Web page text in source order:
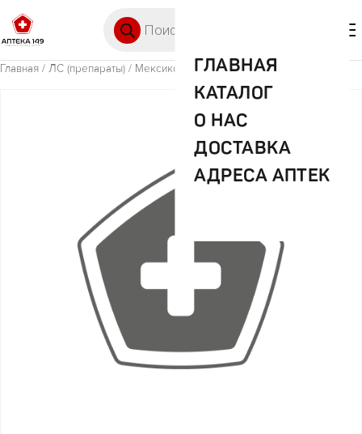
ГЛАВНАЯ
КАТАЛОГ
О НАС
ДОСТАВКА
АДРЕСА АПТЕК
Главная / ЛС (препараты) / Мексикор 5% 5мл №5 амп